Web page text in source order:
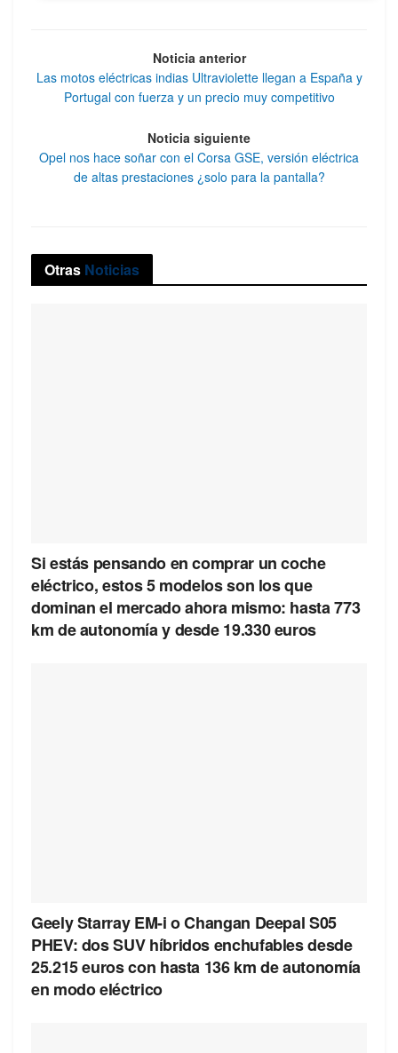
Noticia anterior
Las motos eléctricas indias Ultraviolette llegan a España y
Portugal con fuerza y un precio muy competitivo
Noticia siguiente
Opel nos hace soñar con el Corsa GSE, versión eléctrica
de altas prestaciones ¿solo para la pantalla?
Otras Noticias
Si estás pensando en comprar un coche
eléctrico, estos 5 modelos son los que
dominan el mercado ahora mismo: hasta 773
km de autonomía y desde 19.330 euros
Geely Starray EM-i o Changan Deepal S05
PHEV: dos SUV híbridos enchufables desde
25.215 euros con hasta 136 km de autonomía
en modo eléctrico